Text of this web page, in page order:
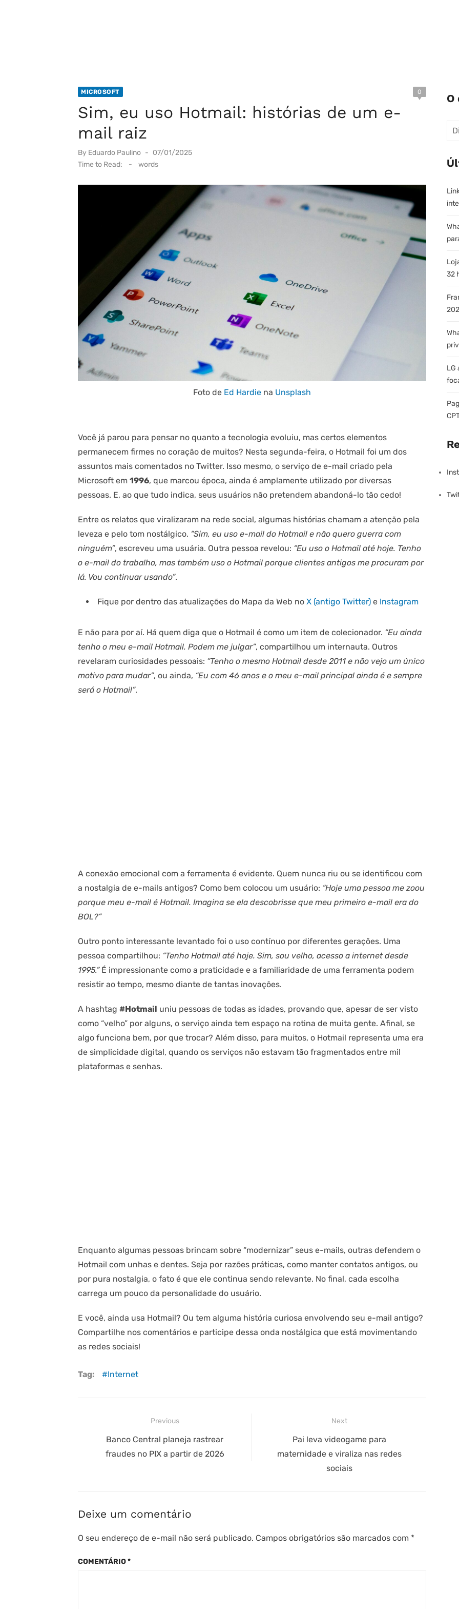
MICROSOFT 0
Sim, eu uso Hotmail: histórias de um e-
mail raiz
By Eduardo Paulino
Posted
on
07/01/2025
Time to Read:
- words
Foto de Ed Hardie na Unsplash
Você já parou para pensar no quanto a tecnologia evoluiu, mas certos elementos
permanecem firmes no coração de muitos? Nesta segunda-feira, o Hotmail foi um dos
assuntos mais comentados no Twitter. Isso mesmo, o serviço de e-mail criado pela
Microsoft em 1996, que marcou época, ainda é amplamente utilizado por diversas
pessoas. E, ao que tudo indica, seus usuários não pretendem abandoná-lo tão cedo!
Entre os relatos que viralizaram na rede social, algumas histórias chamam a atenção pela
leveza e pelo tom nostálgico. “Sim, eu uso e-mail do Hotmail e não quero guerra com
ninguém”, escreveu uma usuária. Outra pessoa revelou: “Eu uso o Hotmail até hoje. Tenho
o e-mail do trabalho, mas também uso o Hotmail porque clientes antigos me procuram por
lá. Vou continuar usando”.
Fique por dentro das atualizações do Mapa da Web no X (antigo Twitter)e Instagram
E não para por aí. Há quem diga que o Hotmail é como um item de colecionador. “Eu ainda
tenho o meu e-mail Hotmail. Podem me julgar”, compartilhou um internauta. Outros
revelaram curiosidades pessoais: “Tenho o mesmo Hotmail desde 2011 e não vejo um único
motivo para mudar”, ou ainda, “Eu com 46 anos e o meu e-mail principal ainda é e sempre
será o Hotmail”.
A conexão emocional com a ferramenta é evidente. Quem nunca riu ou se identificou com
a nostalgia de e-mails antigos? Como bem colocou um usuário: “Hoje uma pessoa me zoou
porque meu e-mail é Hotmail. Imagina se ela descobrisse que meu primeiro e-mail era do
BOL?”
Outro ponto interessante levantado foi o uso contínuo por diferentes gerações. Uma
pessoa compartilhou: “Tenho Hotmail até hoje. Sim, sou velho, acesso a internet desde
1995.” É impressionante como a praticidade e a familiaridade de uma ferramenta podem
resistir ao tempo, mesmo diante de tantas inovações.
A hashtag #Hotmail uniu pessoas de todas as idades, provando que, apesar de ser visto
como “velho” por alguns, o serviço ainda tem espaço na rotina de muita gente. Afinal, se
algo funciona bem, por que trocar? Além disso, para muitos, o Hotmail representa uma era
de simplicidade digital, quando os serviços não estavam tão fragmentados entre mil
plataformas e senhas.
Enquanto algumas pessoas brincam sobre “modernizar” seus e-mails, outras defendem o
Hotmail com unhas e dentes. Seja por razões práticas, como manter contatos antigos, ou
por pura nostalgia, o fato é que ele continua sendo relevante. No final, cada escolha
carrega um pouco da personalidade do usuário.
E você, ainda usa Hotmail? Ou tem alguma história curiosa envolvendo seu e-mail antigo?
Compartilhe nos comentários e participe dessa onda nostálgica que está movimentando
as redes sociais!
Tag: Internet
Navegação
Post
Previous
Previous
post:
Banco Central planeja rastrear
fraudes no PIX a partir de 2026
Next
post:
Pai leva videogame para
maternidade e viraliza nas redes
sociais
Deixe um comentário
O seu endereço de e-mail não será publicado. Campos obrigatórios são marcados com *
COMENTÁRIO*
O
32
LG